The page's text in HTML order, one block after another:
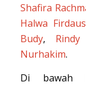
Shafira
Halwa Firdaus
Budy,
Nurhakim.
Di bawah